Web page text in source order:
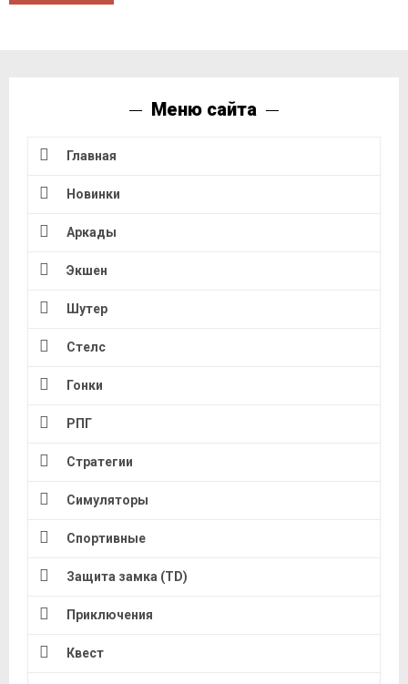
Меню сайта
Главная
Новинки
Аркады
Экшен
Шутер
Стелс
Гонки
РПГ
Стратегии
Симуляторы
Спортивные
Защита замка (TD)
Приключения
Квест